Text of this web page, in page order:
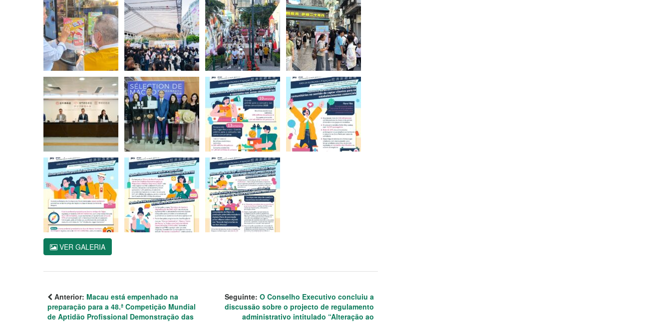
VER GALERIA
Anterior: Macau está empenhado na
preparação para a 48.ª Competição Mundial
de Aptidão Profissional Demonstração das
Seguinte: O Conselho Executivo concluiu a
discussão sobre o projecto de regulamento
administrativo intitulado “Alteração ao